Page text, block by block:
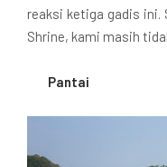
reaksi ketiga gadis ini.
Shrine, kami masih
Pantai